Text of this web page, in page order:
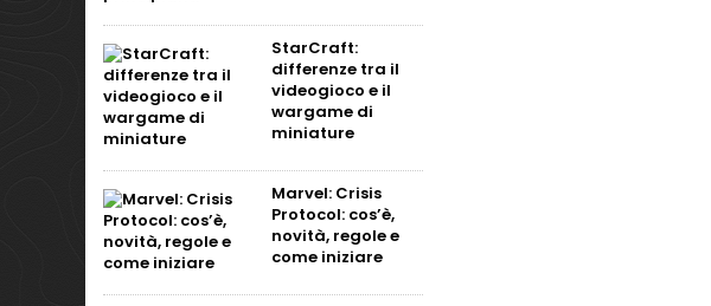
StarCraft:
differenze tra il
videogioco e il
wargame di
miniature
Marvel: Crisis
Protocol: cos’è,
novità, regole e
come iniziare